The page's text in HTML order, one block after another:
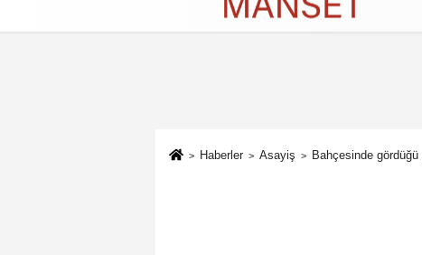
İletişim Çerez Politikası
Haberler Asayiş Bahçesinde